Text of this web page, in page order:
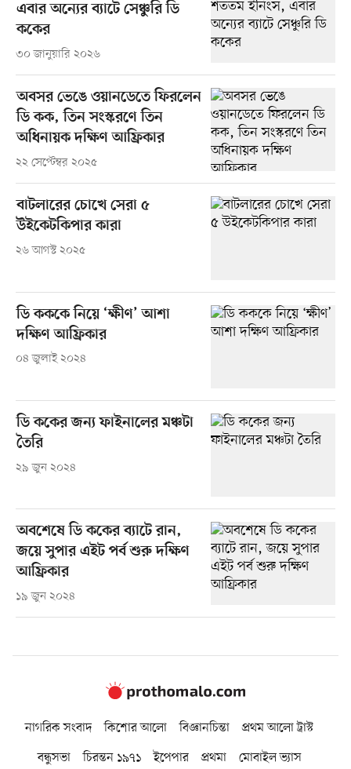
এবার অন্যের ব্যাটে সেঞ্চুরি ডি
ককের
৩০ জানুয়ারি ২০২৬
অবসর ভেঙে ওয়ানডেতে ফিরলেন
ডি কক, তিন সংস্করণে তিন
অধিনায়ক দক্ষিণ আফ্রিকার
২২ সেপ্টেম্বর ২০২৫
বাটলারের চোখে সেরা ৫
উইকেটকিপার কারা
২৬ আগস্ট ২০২৫
ডি কককে নিয়ে ‘ক্ষীণ’ আশা
দক্ষিণ আফ্রিকার
০৪ জুলাই ২০২৪
ডি ককের জন্য ফাইনালের মঞ্চটা
তৈরি
২৯ জুন ২০২৪
অবশেষে ডি ককের ব্যাটে রান,
জয়ে সুপার এইট পর্ব শুরু দক্ষিণ
আফ্রিকার
১৯ জুন ২০২৪
নাগরিক সংবাদ কিশোর আলো বিজ্ঞানচিন্তা
প্রথম আলো ট্রাস্ট
বন্ধুসভা
চিরন্তন ১৯৭১ ইপেপার প্রথমা মোবাইল ভ্যাস